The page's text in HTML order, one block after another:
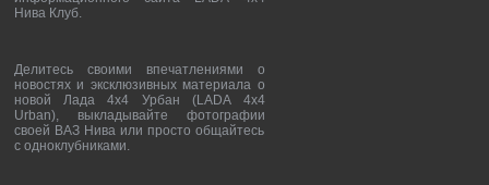
Нива Клуб.
Делитесь своими впечатлениями о
новостях и эксклюзивных материала о
новой Лада 4х4 Урбан (LADA 4x4
Urban), выкладывайте фотографии
своей ВАЗ Нива или просто общайтесь
с одноклубниками.